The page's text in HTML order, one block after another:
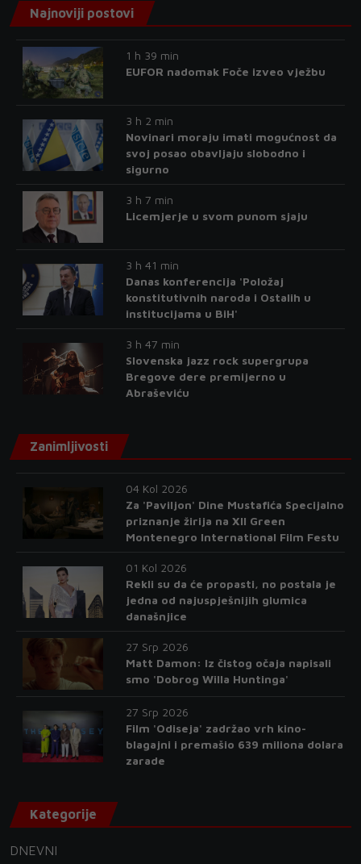
Najnoviji postovi
1 h 39 min
EUFOR nadomak Foče izveo vježbu
3 h 2 min
Novinari moraju imati mogućnost da
svoj posao obavljaju slobodno i
sigurno
3 h 7 min
Licemjerje u svom punom sjaju
3 h 41 min
Danas konferencija 'Položaj
konstitutivnih naroda i Ostalih u
institucijama u BiH'
3 h 47 min
Slovenska jazz rock supergrupa
Bregove dere premijerno u
Abraševiću
Zanimljivosti
04 Kol 2026
Za 'Paviljon' Dine Mustafića Specijalno
priznanje žirija na XII Green
Montenegro International Film Festu
01 Kol 2026
Rekli su da će propasti, no postala je
jedna od najuspješnijih glumica
današnjice
27 Srp 2026
Matt Damon: Iz čistog očaja napisali
smo 'Dobrog Willa Huntinga'
27 Srp 2026
Film 'Odiseja' zadržao vrh kino-
blagajni i premašio 639 miliona dolara
zarade
Kategorije
DNEVNI